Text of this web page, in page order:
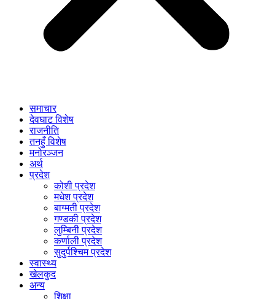
समाचार
देवघाट विशेष
राजनीति
तनहुँ विशेष
मनोरञ्जन
अर्थ
प्रदेश
कोशी प्रदेश
मधेश प्रदेश
बाग्मती प्रदेश
गण्डकी प्रदेश
लुम्बिनी प्रदेश
कर्णाली प्रदेश
सुदुर्पश्चिम प्रदेश
स्वास्थ्य
खेलकुद
अन्य
शिक्षा